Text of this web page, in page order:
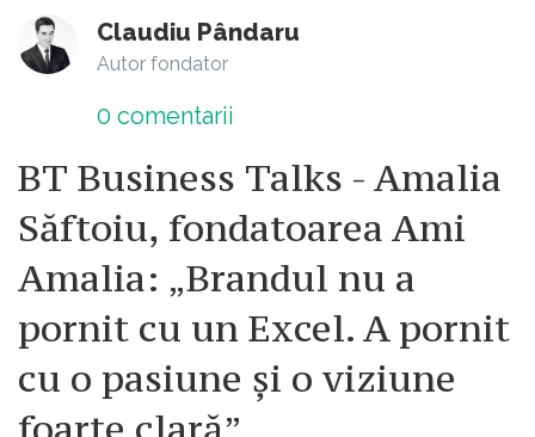
Claudiu Pândaru
Autor fondator
0 comentarii
BT Business Talks - Amalia
Săftoiu, fondatoarea Ami
Amalia: „Brandul nu a
pornit cu un Excel. A pornit
cu o pasiune și o viziune